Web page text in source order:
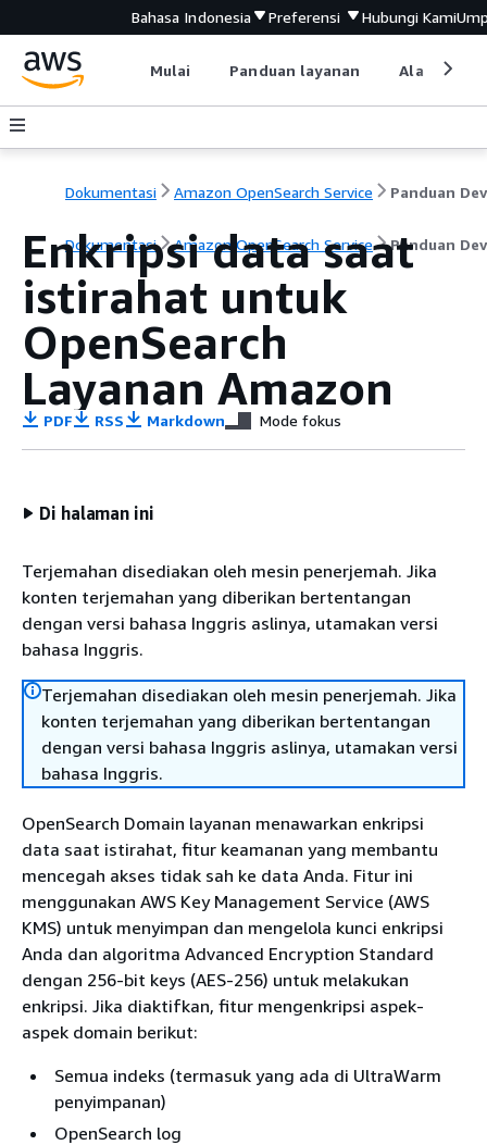
Bahasa Indonesia Preferensi Hubungi Kami
Mulai Panduan layanan Alat
Dokumentasi Amazon OpenSearch Service
Dokumentasi Amazon OpenSearch Service Panduan
Enkripsi data saat
istirahat untuk
OpenSearch
Layanan Amazon
PDF RSS Markdown Mode fokus
Di halaman ini
Terjemahan disediakan oleh mesin penerjemah. Jika
konten terjemahan yang diberikan bertentangan
dengan versi bahasa Inggris aslinya, utamakan versi
bahasa Inggris.
Terjemahan disediakan oleh mesin penerjemah. Jika
konten terjemahan yang diberikan bertentangan
dengan versi bahasa Inggris aslinya, utamakan versi
bahasa Inggris.
OpenSearch Domain layanan menawarkan enkripsi
data saat istirahat, fitur keamanan yang membantu
mencegah akses tidak sah ke data Anda. Fitur ini
menggunakan AWS Key Management Service (AWS
KMS) untuk menyimpan dan mengelola kunci enkripsi
Anda dan algoritma Advanced Encryption Standard
dengan 256-bit keys (AES-256) untuk melakukan
enkripsi. Jika diaktifkan, fitur mengenkripsi aspek-
aspek domain berikut:
Semua indeks (termasuk yang ada di UltraWarm
penyimpanan)
OpenSearch log